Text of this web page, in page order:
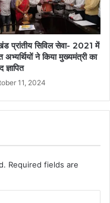
प्रांतीय सिविल सेवा- 2021 में
अभ्यर्थियों ने किया मुख्यमंत्री का
ज्ञापित
11, 2024
Required fields are